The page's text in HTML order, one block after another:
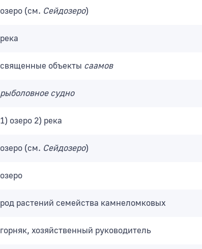
озеро (см. Сейдозеро)
река
священные объекты саамов
рыболовное судно
1) озеро 2) река
озеро (см. Сейдозеро)
озеро
род растений семейства камнеломковых
горняк, хозяйственный руководитель